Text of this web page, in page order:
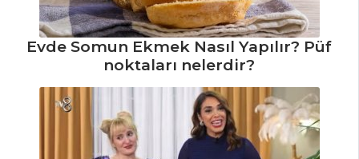
Peynirli Tortellini
Tarifi, Nasıl Yapılır?
Lüfer Pilavı
Tarifi, Nasıl Yapılır?
Pilav ve Makarna
Tüm Tarifleri
Evde Somun Ekmek Nasıl Yapılır? Püf
noktaları nelerdir?